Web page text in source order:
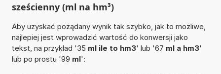
sześcienny (ml na hm³)
Aby uzyskać pożądany wynik tak szybko, jak to możliwe,
najlepiej jest wprowadzić wartość do konwersji jako
tekst, na przykład '35 ml ile to hm3' lub '67 ml a hm3'
lub po prostu '99 ml':